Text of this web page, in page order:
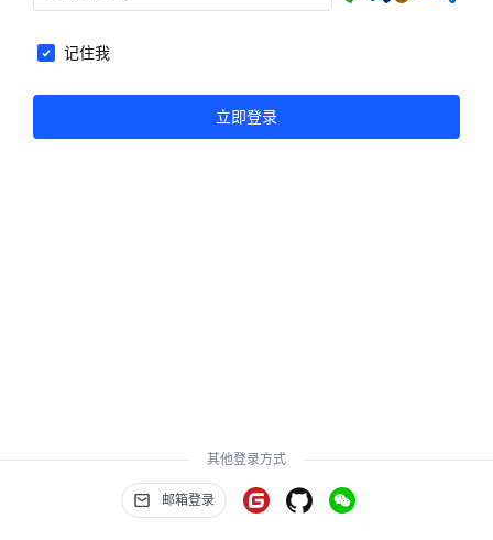
记住我
立即登录
其他登录方式
邮箱登录